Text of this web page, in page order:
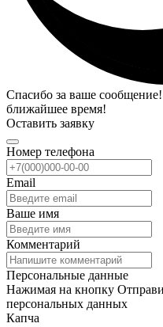
Спасибо за ваше
ближайшее время!
Оставить заявку
Номер телефона
Email
Ваше имя
Комментарий
Персональные данные
Нажимая на кнопку
персональных данных
Капча